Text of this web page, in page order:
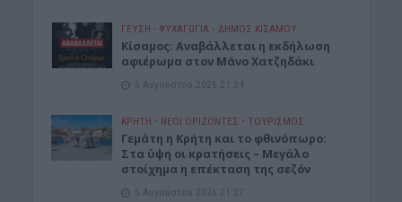
ΓΕΎΣΗ - ΨΥΧΑΓΩΓΊΑ • ΔΉΜΟΣ ΚΙΣΆΜΟΥ
Κίσαμος: Αναβάλλεται η εκδήλωση
αφιέρωμα στον Μάνο Χατζηδάκι
5 Αυγούστου 2026 21:34
ΚΡΗΤΗ • ΝΕΟΙ ΟΡΙΖΟΝΤΕΣ • ΤΟΥΡΙΣΜΟΣ
Γεμάτη η Κρήτη και το φθινόπωρο:
Στα ύψη οι κρατήσεις – Μεγάλο
στοίχημα η επέκταση της σεζόν
5 Αυγούστου 2026 21:27